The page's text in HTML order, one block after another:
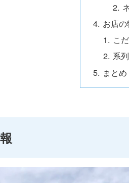
お店
こ
系
まとめ